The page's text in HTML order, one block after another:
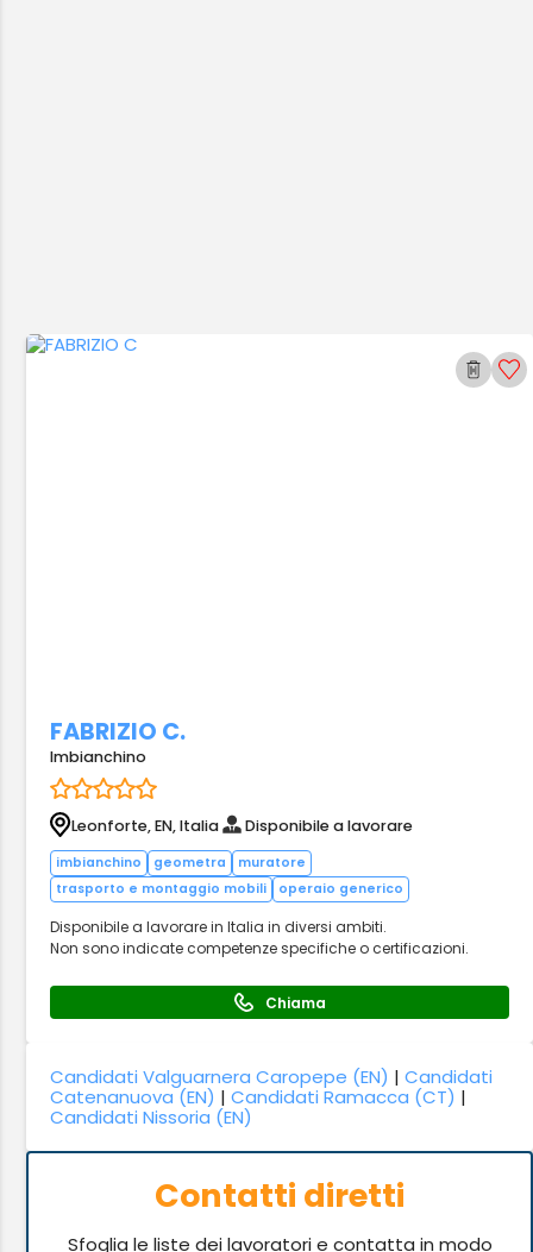
FABRIZIO C.
Imbianchino
Leonforte, EN, Italia Disponibile a lavorare
imbianchino geometra
muratore
trasporto e montaggio mobili
operaio generico
Disponibile a lavorare in Italia in diversi ambiti.
Non sono indicate competenze specifiche o certificazioni.
Chiama
Candidati Valguarnera Caropepe (EN) |Candidati
Catenanuova (EN) |Candidati Ramacca (CT) |
Candidati Nissoria (EN)
Contatti diretti
Sfoglia le liste dei lavoratori e contatta in modo